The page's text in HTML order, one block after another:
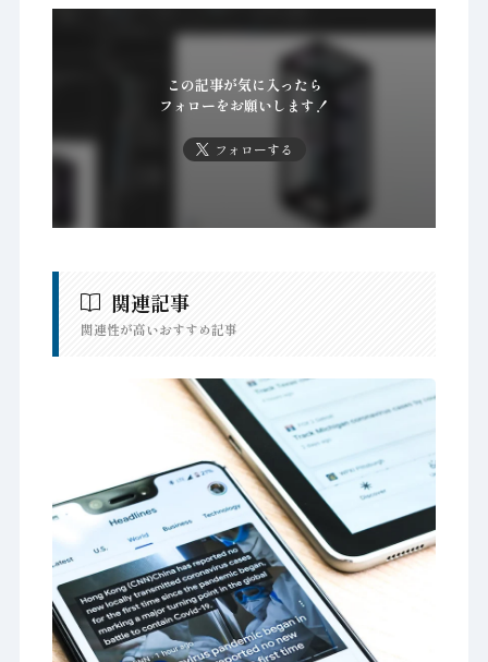
この記事が気に入ったら
フォローをお願いします！
フォローする
関連記事
関連性が高いおすすめ記事